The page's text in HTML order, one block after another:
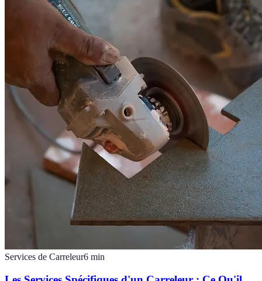
Services de Carreleur6 min